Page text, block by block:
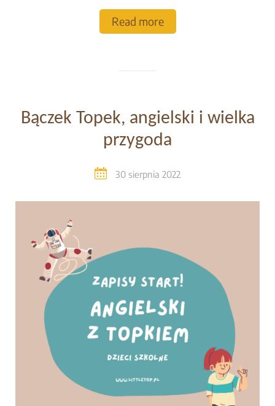
Read more
Bączek Topek, angielski i wielka
przygoda
30 sierpnia 2022